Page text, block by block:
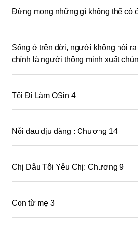
Đừng mong những gì không thể có
Sống ở trên đời, người không nói ra
chính là người thông minh xuất
Tôi Đi Làm OSin 4
Nỗi đau dịu dàng : Chương 14
Chị Dâu Tôi Yêu Chị: Chương 9
Con từ mẹ 3